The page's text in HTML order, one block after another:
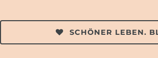
SCHÖNER LEBEN.